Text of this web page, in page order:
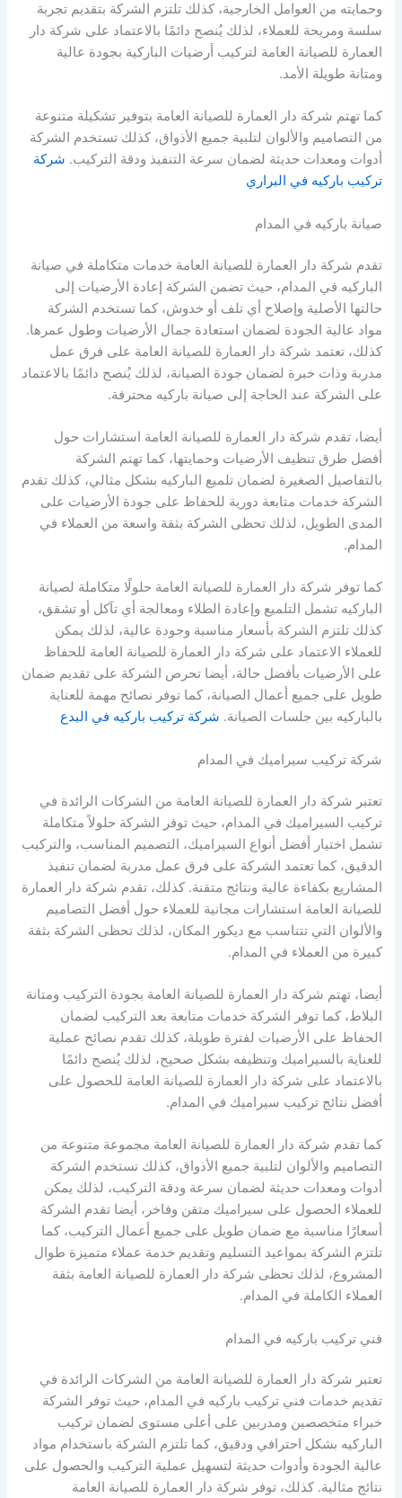
وحمايته من العوامل الخارجية، كذلك تلتزم الشركة بتقديم تجربة
سلسة ومريحة للعملاء، لذلك يُنصح دائمًا بالاعتماد على شركة دار
العمارة للصيانة العامة لتركيب أرضيات الباركية بجودة عالية
ومتانة طويلة الأمد.
كما تهتم شركة دار العمارة للصيانة العامة بتوفير تشكيلة متنوعة
من التصاميم والألوان لتلبية جميع الأذواق، كذلك تستخدم الشركة
أدوات ومعدات حديثة لضمان سرعة التنفيذ ودقة التركيب. شركة
تركيب باركيه في البراري
صيانة باركيه في المدام
تقدم شركة دار العمارة للصيانة العامة خدمات متكاملة في صيانة
الباركيه في المدام، حيث تضمن الشركة إعادة الأرضيات إلى
حالتها الأصلية وإصلاح أي تلف أو خدوش، كما تستخدم الشركة
مواد عالية الجودة لضمان استعادة جمال الأرضيات وطول عمرها.
كذلك، تعتمد شركة دار العمارة للصيانة العامة على فرق عمل
مدربة وذات خبرة لضمان جودة الصيانة، لذلك يُنصح دائمًا بالاعتماد
على الشركة عند الحاجة إلى صيانة باركيه محترفة.
أيضا، تقدم شركة دار العمارة للصيانة العامة استشارات حول
أفضل طرق تنظيف الأرضيات وحمايتها، كما تهتم الشركة
بالتفاصيل الصغيرة لضمان تلميع الباركيه بشكل مثالي، كذلك تقدم
الشركة خدمات متابعة دورية للحفاظ على جودة الأرضيات على
المدى الطويل، لذلك تحظى الشركة بثقة واسعة من العملاء في
المدام.
كما توفر شركة دار العمارة للصيانة العامة حلولًا متكاملة لصيانة
الباركيه تشمل التلميع وإعادة الطلاء ومعالجة أي تآكل أو تشقق،
كذلك تلتزم الشركة بأسعار مناسبة وجودة عالية، لذلك يمكن
للعملاء الاعتماد على شركة دار العمارة للصيانة العامة للحفاظ
على الأرضيات بأفضل حالة، أيضا تحرص الشركة على تقديم ضمان
طويل على جميع أعمال الصيانة، كما توفر نصائح مهمة للعناية
بالباركيه بين جلسات الصيانة. شركة تركيب باركيه في البدع
شركة تركيب سيراميك في المدام
تعتبر شركة دار العمارة للصيانة العامة من الشركات الرائدة في
تركيب السيراميك في المدام، حيث توفر الشركة حلولاً متكاملة
تشمل اختيار أفضل أنواع السيراميك، التصميم المناسب، والتركيب
الدقيق، كما تعتمد الشركة على فرق عمل مدربة لضمان تنفيذ
المشاريع بكفاءة عالية ونتائج متقنة. كذلك، تقدم شركة دار العمارة
للصيانة العامة استشارات مجانية للعملاء حول أفضل التصاميم
والألوان التي تتناسب مع ديكور المكان، لذلك تحظى الشركة بثقة
كبيرة من العملاء في المدام.
أيضا، تهتم شركة دار العمارة للصيانة العامة بجودة التركيب ومتانة
البلاط، كما توفر الشركة خدمات متابعة بعد التركيب لضمان
الحفاظ على الأرضيات لفترة طويلة، كذلك تقدم نصائح عملية
للعناية بالسيراميك وتنظيفه بشكل صحيح، لذلك يُنصح دائمًا
بالاعتماد على شركة دار العمارة للصيانة العامة للحصول على
أفضل نتائج تركيب سيراميك في المدام.
كما تقدم شركة دار العمارة للصيانة العامة مجموعة متنوعة من
التصاميم والألوان لتلبية جميع الأذواق، كذلك تستخدم الشركة
أدوات ومعدات حديثة لضمان سرعة ودقة التركيب، لذلك يمكن
للعملاء الحصول على سيراميك متقن وفاخر، أيضا تقدم الشركة
أسعارًا مناسبة مع ضمان طويل على جميع أعمال التركيب، كما
تلتزم الشركة بمواعيد التسليم وتقديم خدمة عملاء متميزة طوال
المشروع، لذلك تحظى شركة دار العمارة للصيانة العامة بثقة
العملاء الكاملة في المدام.
فني تركيب باركيه في المدام
تعتبر شركة دار العمارة للصيانة العامة من الشركات الرائدة في
تقديم خدمات فني تركيب باركيه في المدام، حيث توفر الشركة
خبراء متخصصين ومدربين على أعلى مستوى لضمان تركيب
الباركيه بشكل احترافي ودقيق، كما تلتزم الشركة باستخدام مواد
عالية الجودة وأدوات حديثة لتسهيل عملية التركيب والحصول على
نتائج مثالية. كذلك، توفر شركة دار العمارة للصيانة العامة